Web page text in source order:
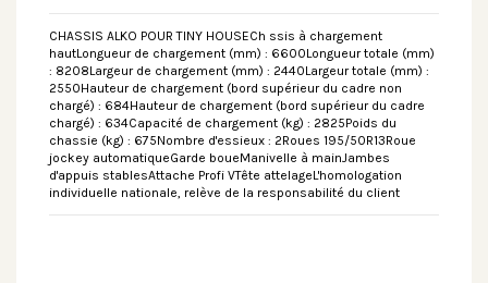
CHASSIS ALKO POUR TINY HOUSECh ssis à chargement
hautLongueur de chargement (mm) : 6600Longueur totale (mm)
: 8208Largeur de chargement (mm) : 2440Largeur totale (mm) :
2550Hauteur de chargement (bord supérieur du cadre non
chargé) : 684Hauteur de chargement (bord supérieur du cadre
chargé) : 634Capacité de chargement (kg) : 2825Poids du
chassie (kg) : 675Nombre d'essieux : 2Roues 195/50R13Roue
jockey automatiqueGarde boueManivelle à mainJambes
d'appuis stablesAttache Profi VTête attelageL'homologation
individuelle nationale, relève de la responsabilité du client